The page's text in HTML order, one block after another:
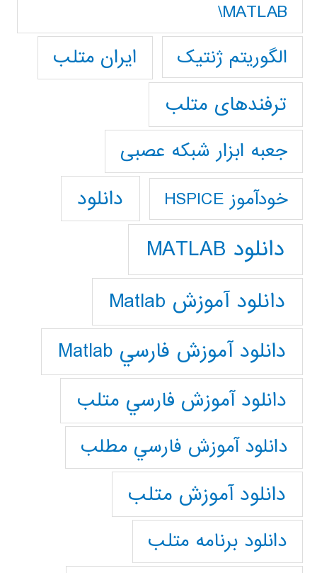
MATLAB\
الگوریتم ژنتیک
ایران متلب
ترفندهای متلب
جعبه ابزار شبکه عصبی
خودآموز HSPICE دانلود
دانلود MATLAB
دانلود آموزش Matlab
دانلود آموزش فارسي Matlab
دانلود آموزش فارسي متلب
دانلود آموزش فارسي مطلب
دانلود آموزش متلب
دانلود برنامه متلب